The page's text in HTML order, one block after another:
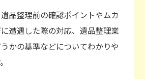
品整理前の確認ポイントやムカ
遭遇した際の対応、遺品整理業
かの基準などについてわかりや